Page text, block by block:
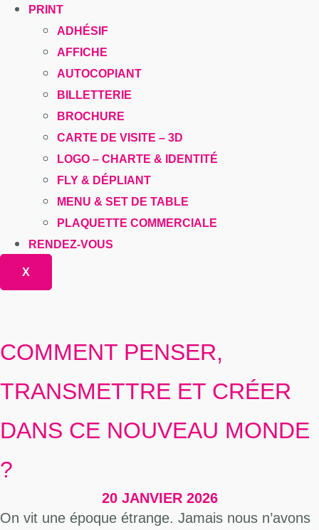
PRINT
ADHÉSIF
AFFICHE
AUTOCOPIANT
BILLETTERIE
BROCHURE
CARTE DE VISITE – 3D
LOGO – CHARTE & IDENTITÉ
FLY & DÉPLIANT
MENU & SET DE TABLE
PLAQUETTE COMMERCIALE
RENDEZ-VOUS
X
COMMENT PENSER,
TRANSMETTRE ET CRÉER
DANS CE NOUVEAU MONDE
?
20 JANVIER 2026
On vit une époque étrange. Jamais nous n’avons